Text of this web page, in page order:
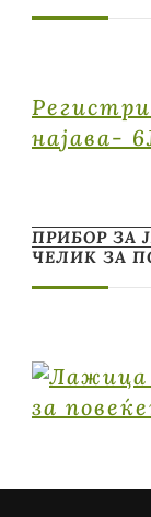
најава-
ПРИБОР ЗА
ЧЕЛИК ЗА